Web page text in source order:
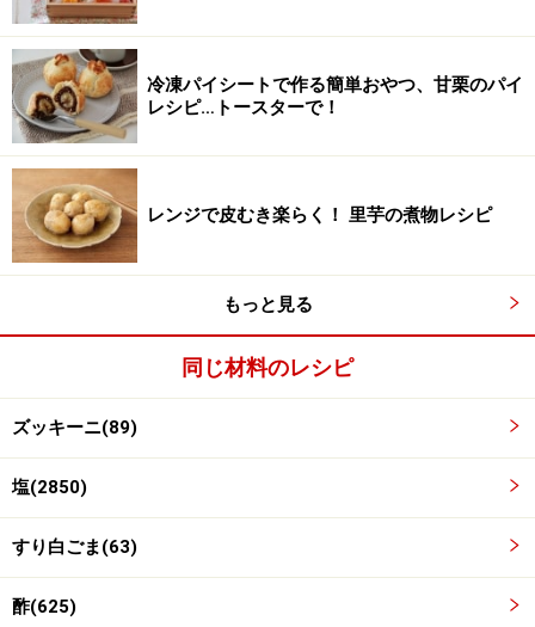
※記事内容は執筆時点のものです。最新の内容をご確認くださ
い。
※衛生面および保存状態に起因して食中毒や体調不良を引き起こ
冷凍パイシートで作る簡単おやつ、甘栗のパイ
レシピ…トースターで！
レンジで皮むき楽らく！ 里芋の煮物レシピ
もっと見る
同じ材料のレシピ
ズッキーニ(89)
塩(2850)
すり白ごま(63)
酢(625)